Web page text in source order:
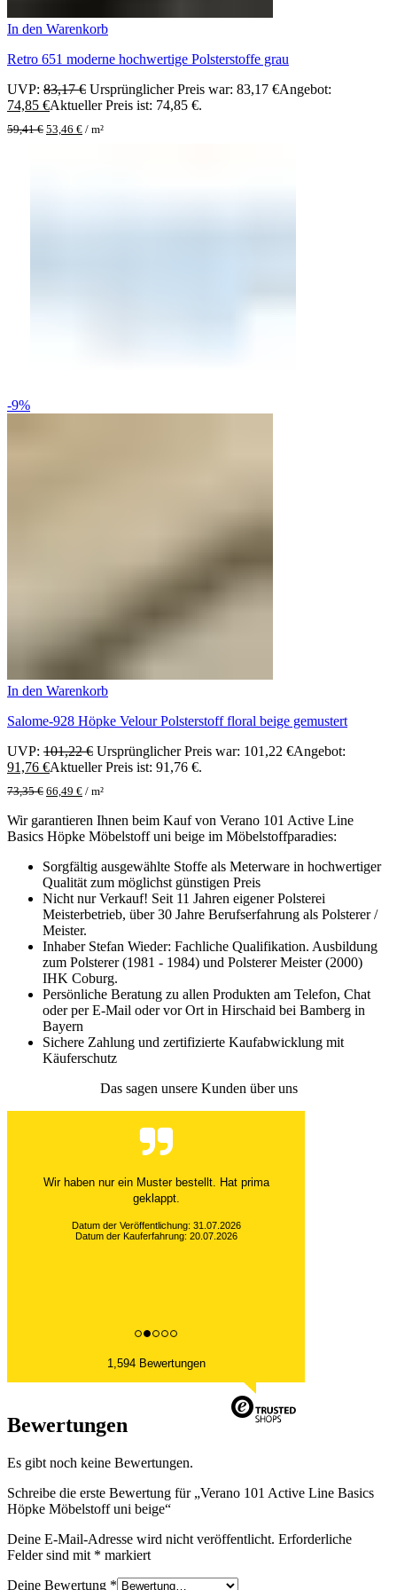
In den Warenkorb
Retro 651 moderne hochwertige Polsterstoffe grau
UVP: 83,17€ Ursprünglicher Preis war: 83,17 €Angebot:
74,85 €Aktueller Preis ist: 74,85 €.
59,41€ 53,46 € / m²
-9%
In den Warenkorb
Salome-928 Höpke Velour Polsterstoff floral beige gemustert
UVP: 101,22€ Ursprünglicher Preis war: 101,22 €Angebot:
91,76 €Aktueller Preis ist: 91,76 €.
73,35€ 66,49 € / m²
Wir garantieren Ihnen beim Kauf von Verano 101 Active Line
Basics Höpke Möbelstoff uni beige im Möbelstoffparadies:
Sorgfältig ausgewählte Stoffe als Meterware in hochwertiger
Qualität zum möglichst günstigen Preis
Nicht nur Verkauf! Seit 11 Jahren eigener Polsterei
Meisterbetrieb, über 30 Jahre Berufserfahrung als Polsterer /
Meister.
Inhaber Stefan Wieder: Fachliche Qualifikation. Ausbildung
zum Polsterer (1981 - 1984) und Polsterer Meister (2000)
IHK Coburg.
Persönliche Beratung zu allen Produkten am Telefon, Chat
oder per E-Mail oder vor Ort in Hirschaid bei Bamberg in
Bayern
Sichere Zahlung und zertifizierte Kaufabwicklung mit
Käuferschutz
Das sagen unsere Kunden über uns
Wir haben nur ein Muster bestellt. Hat prima
geklappt.
Datum der Veröffentlichung: 31.07.2026
Datum der Kauferfahrung: 20.07.2026
1,594 Bewertungen
Bewertungen
Es gibt noch keine Bewertungen.
Schreibe die erste Bewertung für „Verano 101 Active Line Basics
Höpke Möbelstoff uni beige“
Deine E-Mail-Adresse wird nicht veröffentlicht. Erforderliche
Felder sind mit * markiert
Deine Bewertung *